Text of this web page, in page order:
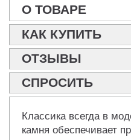
О ТОВАРЕ
КАК КУПИТЬ
ОТЗЫВЫ
СПРОСИТЬ
Классика всегда в
камня обеспечивает